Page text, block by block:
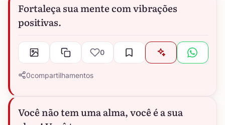
Fortaleça sua mente com vibrações
positivas.
0
0compartilhamentos
Você não tem uma alma, você é a sua